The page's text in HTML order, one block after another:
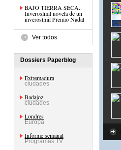
BAJO TIERRA SECA.
Inverosímil novela de un
inverosímil Premio Nadal
Ver todos
Dossiers Paperblog
Extremadura
ciudades
Badajoz
ciudades
Londres
Europa
Informe semanal
Programas TV